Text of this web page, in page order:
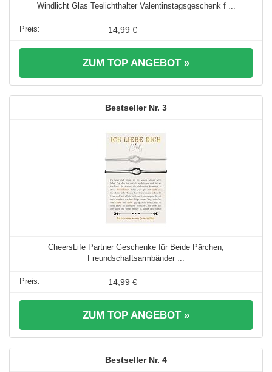
Windlicht Glas Teelichthalter Valentinstagsgeschenk f ...
14,99 €
ZUM TOP ANGEBOT »
3
CheersLife Partner Geschenke für Beide Pärchen,
Freundschaftsarmbänder ...
14,99 €
ZUM TOP ANGEBOT »
4